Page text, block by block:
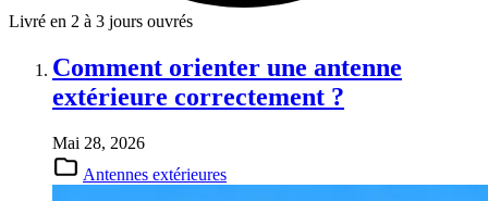
Livré en 2 à 3 jours ouvrés
Comment orienter une antenne
extérieure correctement ?
Mai 28, 2026
Antennes extérieures